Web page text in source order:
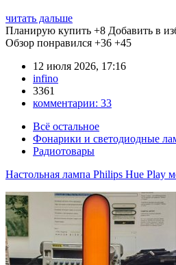
читать дальше
Планирую купить +8 Добавить в
Обзор понравился +36 +45
12 июля 2026, 17:16
infino
3361
комментарии: 33
Всё остальное
Фонарики и светодиодные
Радиотовары
Настольная лампа Philips Hue Play